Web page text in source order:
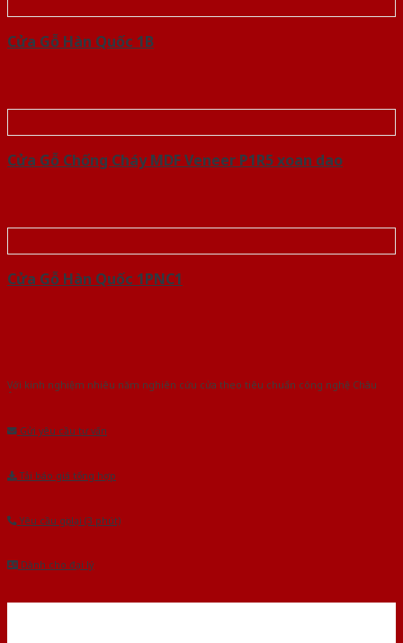
Cửa Gỗ Hàn Quốc 1B
Cửa Gỗ Chống Cháy MDF Veneer P1R5 xoan dao
Cửa Gỗ Hàn Quốc 1PNC1
Với kinh nghiệm nhiêu năm nghiên cứu cửa theo tiêu chuẩn công nghệ Châu
Âu.Chúng tôi tự tin là nhà sản xuất & cung cấp hàng đầu tại Việt Nam!
Gửi yêu cầu tư vấn
Tải báo giá tổng hợp
Yêu cầu gọi lại (3 phút)
Dành cho đại lý